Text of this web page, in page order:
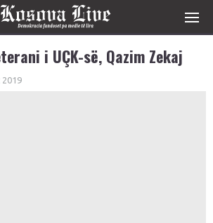
i UÇK-së, Qazim Zekaj
2019